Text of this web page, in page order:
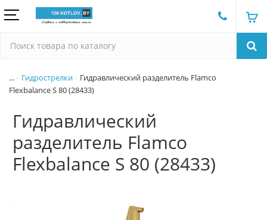
... Гидрострелки
Гидравлический разделитель Flamco
Flexbalance S 80 (28433)
Гидравлический
разделитель Flamco
Flexbalance S 80 (28433)